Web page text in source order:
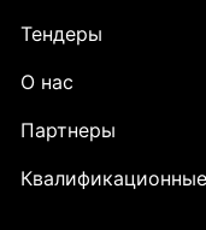
Тендеры
О нас
Партнеры